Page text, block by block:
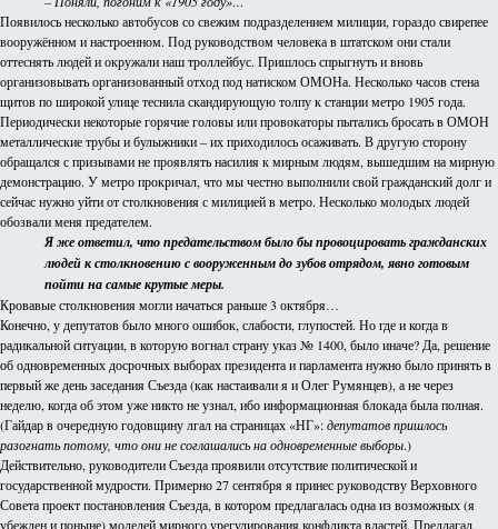
Появилось несколько автобусов со свежим подразделением милиции, гораздо свирепее
вооружённом и настроенном. Под руководством человека в штатском они стали
оттеснять людей и окружали наш троллейбус. Пришлось спрыгнуть и вновь
организовывать организованный отход под натиском ОМОНа. Несколько часов стена
щитов по широкой улице теснила скандирующую толпу к станции метро 1905 года.
Периодически некоторые горячие головы или провокаторы пытались бросать в ОМОН
металлические трубы и булыжники – их приходилось осаживать. В другую сторону
обращался с призывами не проявлять насилия к мирным людям, вышедшим на мирную
демонстрацию. У метро прокричал, что мы честно выполнили свой гражданский долг и
сейчас нужно уйти от столкновения с милицией в метро. Несколько молодых людей
обозвали меня предателем.
Я же ответил, что предательством было бы провоцировать гражданских
людей к столкновению с вооруженным до зубов отрядом, явно готовым
пойти на самые крутые меры.
Кровавые столкновения могли начаться раньше 3 октября…
Конечно, у депутатов было много ошибок, слабости, глупостей. Но где и когда в
радикальной ситуации, в которую вогнал страну указ № 1400, было иначе? Да, решение
об одновременных досрочных выборах президента и парламента нужно было принять в
первый же день заседания Съезда (как настаивали я и Олег Румянцев), а не через
неделю, когда об этом уже никто не узнал, ибо информационная блокада была полная.
(Гайдар в очередную годовщину лгал на страницах «НГ»:депутатов пришлось
разогнать потому, что они не соглашались на одновременные выборы.)
Действительно, руководители Съезда проявили отсутствие политической и
государственной мудрости. Примерно 27 сентября я принес руководству Верховного
Совета проект постановления Съезда, в котором предлагалась одна из возможных (я
убежден и поныне) моделей мирного урегулирования конфликта властей. Предлагал